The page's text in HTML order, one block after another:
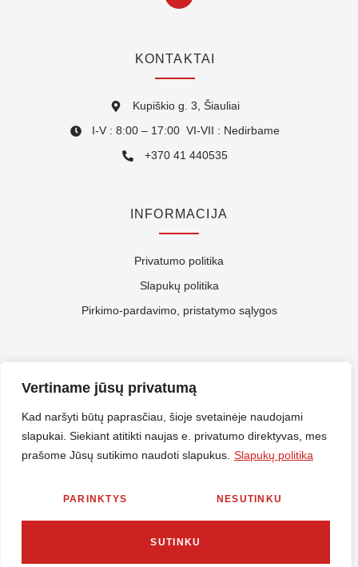
Vertiname jūsų privatumą
Kad naršyti būtų paprasčiau, šioje svetainėje naudojami
slapukai. Siekiant atitikti naujas e. privatumo direktyvas, mes
prašome Jūsų sutikimo naudoti slapukus. Slapukų politika
PARINKTYS NESUTINKU
SUTINKU
KONTAKTAI
Kupiškio g. 3, Šiauliai
I-V : 8:00 – 17:00 VI-VII : Nedirbame
+370 41 440535
INFORMACIJA
Privatumo politika
Slapukų politika
Pirkimo-pardavimo, pristatymo sąlygos
Kontaktai
Rekvizitai
ES Parama
© 2026 Nirlitalt.lt Visos teisės saugomos. Sprendimas